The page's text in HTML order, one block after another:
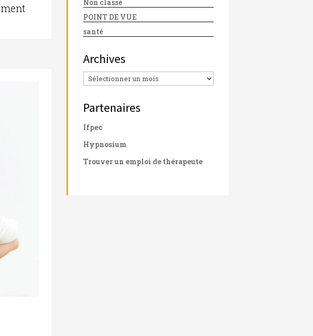
Non classé
POINT DE VUE
santé
Archives
Archives
Partenaires
Ifpec
Hypnosium
Trouver un emploi de thérapeute